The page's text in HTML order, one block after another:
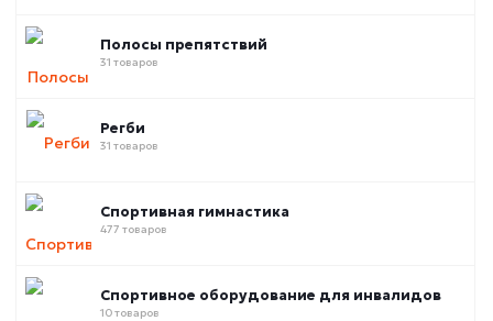
Полосы препятствий
31 товаров
Регби
31 товаров
Спортивная гимнастика
477 товаров
Спортивное оборудование для инвалидов
10 товаров